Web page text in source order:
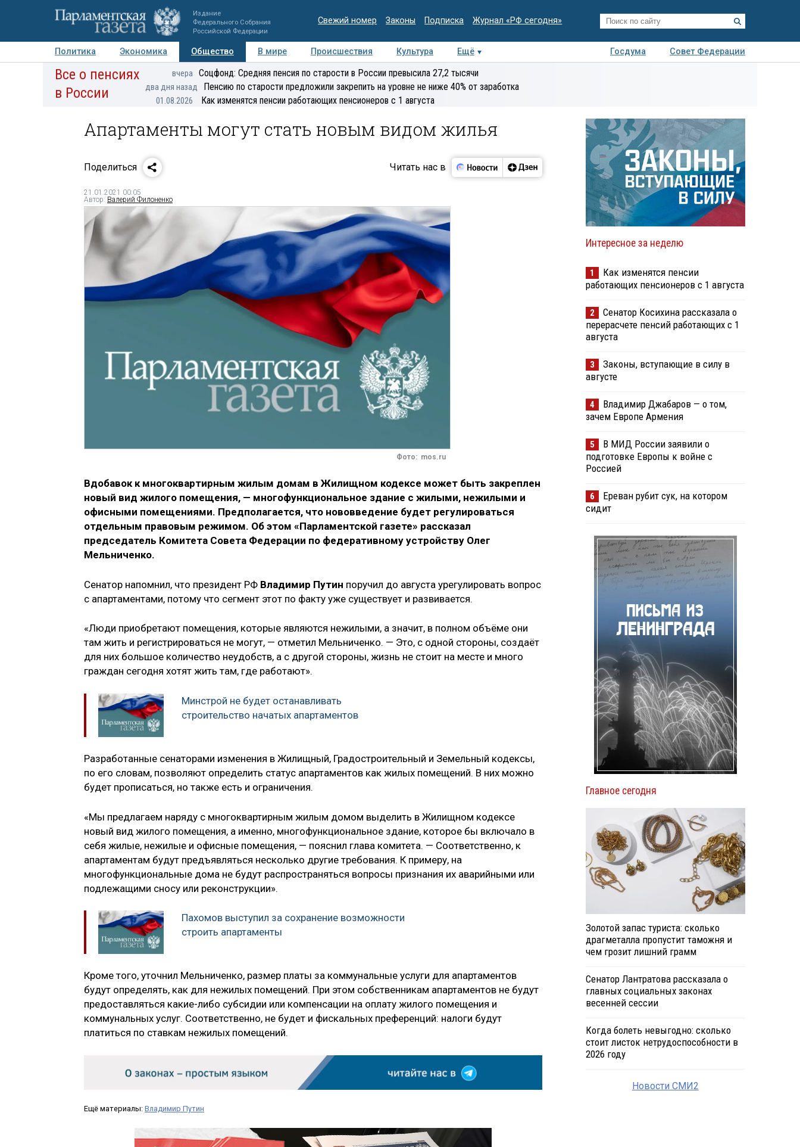
Издание
Федерального Собрания
Российской Федерации
Свежий номер Законы Подписка Журнал «РФ сегодня»
Политика Экономика Общество В мире Происшествия Культура Ещё Госдума
Совет Федерации
Авторы Персоны Мнения Регионы Медиацентр Интервью Колумнисты
экспертиза
Все о пенсиях
в России
вчера Соцфонд: Средняя пенсия по старости в России превысила 27,2 тысячи
два дня назад Пенсию по старости предложили закрепить на уровне не ниже 40% от заработка
01.08.2026 Как изменятся пенсии работающих пенсионеров с 1 августа
Апартаменты могут стать новым видом жилья
Поделиться Читать нас в
21.01.2021 00:05
Автор: Валерий Филоненко
Фото: mos.ru
Вдобавок к многоквартирным жилым домам в Жилищном кодексе может быть закреплен
новый вид жилого помещения, — многофункциональное здание с жилыми, нежилыми и
офисными помещениями. Предполагается, что нововведение будет регулироваться
отдельным правовым режимом. Об этом «Парламентской газете» рассказал
председатель Комитета Совета Федерации по федеративному устройству Олег
Мельниченко.
Сенатор напомнил, что президент РФ Владимир Путин поручил до августа урегулировать вопрос
с апартаментами, потому что сегмент этот по факту уже существует и развивается.
«Люди приобретают помещения, которые являются нежилыми, а значит, в полном объёме они
там жить и регистрироваться не могут, — отметил Мельниченко. — Это, с одной стороны, создаёт
для них большое количество неудобств, а с другой стороны, жизнь не стоит на месте и много
граждан сегодня хотят жить там, где работают».
Минстрой не будет останавливать
строительство начатых апартаментов
Разработанные сенаторами изменения в Жилищный, Градостроительный и Земельный кодексы,
по его словам, позволяют определить статус апартаментов как жилых помещений. В них можно
будет прописаться, но также есть и ограничения.
«Мы предлагаем наряду с многоквартирным жилым домом выделить в Жилищном кодексе
новый вид жилого помещения, а именно, многофункциональное здание, которое бы включало в
себя жилые, нежилые и офисные помещения, — пояснил глава комитета. — Соответственно, к
апартаментам будут предъявляться несколько другие требования. К примеру, на
многофункциональные дома не будут распространяться вопросы признания их аварийными или
подлежащими сносу или реконструкции».
Пахомов выступил за сохранение возможности
строить апартаменты
Кроме того, уточнил Мельниченко, размер платы за коммунальные услуги для апартаментов
будут определять, как для нежилых помещений. При этом собственникам апартаментов не будут
предоставляться какие-либо субсидии или компенсации на оплату жилого помещения и
коммунальных услуг. Соответственно, не будет и фискальных преференций: налоги будут
платиться по ставкам нежилых помещений.
Ещё материалы: Владимир Путин
Интересное за неделю
1
Как изменятся пенсии
работающих пенсионеров с 1 августа
2
Сенатор Косихина рассказала о
перерасчете пенсий работающих с 1
августа
3
Законы, вступающие в силу в
августе
4
Владимир Джабаров — о том,
зачем Европе Армения
5
В МИД России заявили о
подготовке Европы к войне с
Россией
6
Ереван рубит сук, на котором
сидит
Главное сегодня
Золотой запас туриста: сколько
драгметалла пропустит таможня и
чем грозит лишний грамм
Сенатор Лантратова рассказала о
главных социальных законах
весенней сессии
Когда болеть невыгодно: сколько
стоит листок нетрудоспособности в
2026 году
Новости СМИ2